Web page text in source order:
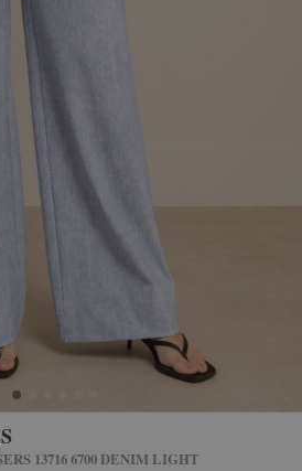
13716 6700 DENIM LIGHT